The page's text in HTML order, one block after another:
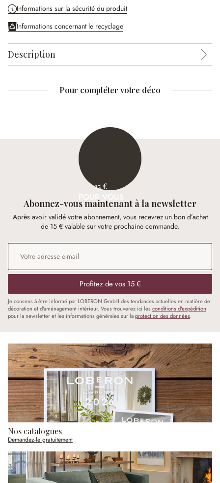
Informations sur la sécurité du produit
Informations concernant le recyclage
Description
Pour compléter votre déco
15 €
POUR VOUS
Abonnez-vous maintenant à la newsletter
Après avoir validé votre abonnement, vous recevrez un bon d’achat
de 15 € valable sur votre prochaine commande.
Adresse e-mail
Profitez de vos 15 €
Je consens à être informé par LOBERON GmbH des tendances actuelles en matière de
décoration et d'aménagement intérieur. Vous trouverez ici les conditions d'expédition
pour la newsletter et les informations générales sur laprotection des données.
Nos catalogues
Demandez-le gratuitement